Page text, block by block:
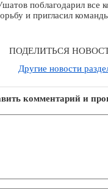
поблагодарил все
и пригласил
ПОДЕЛИТЬСЯ
Другие новости
комментарий и